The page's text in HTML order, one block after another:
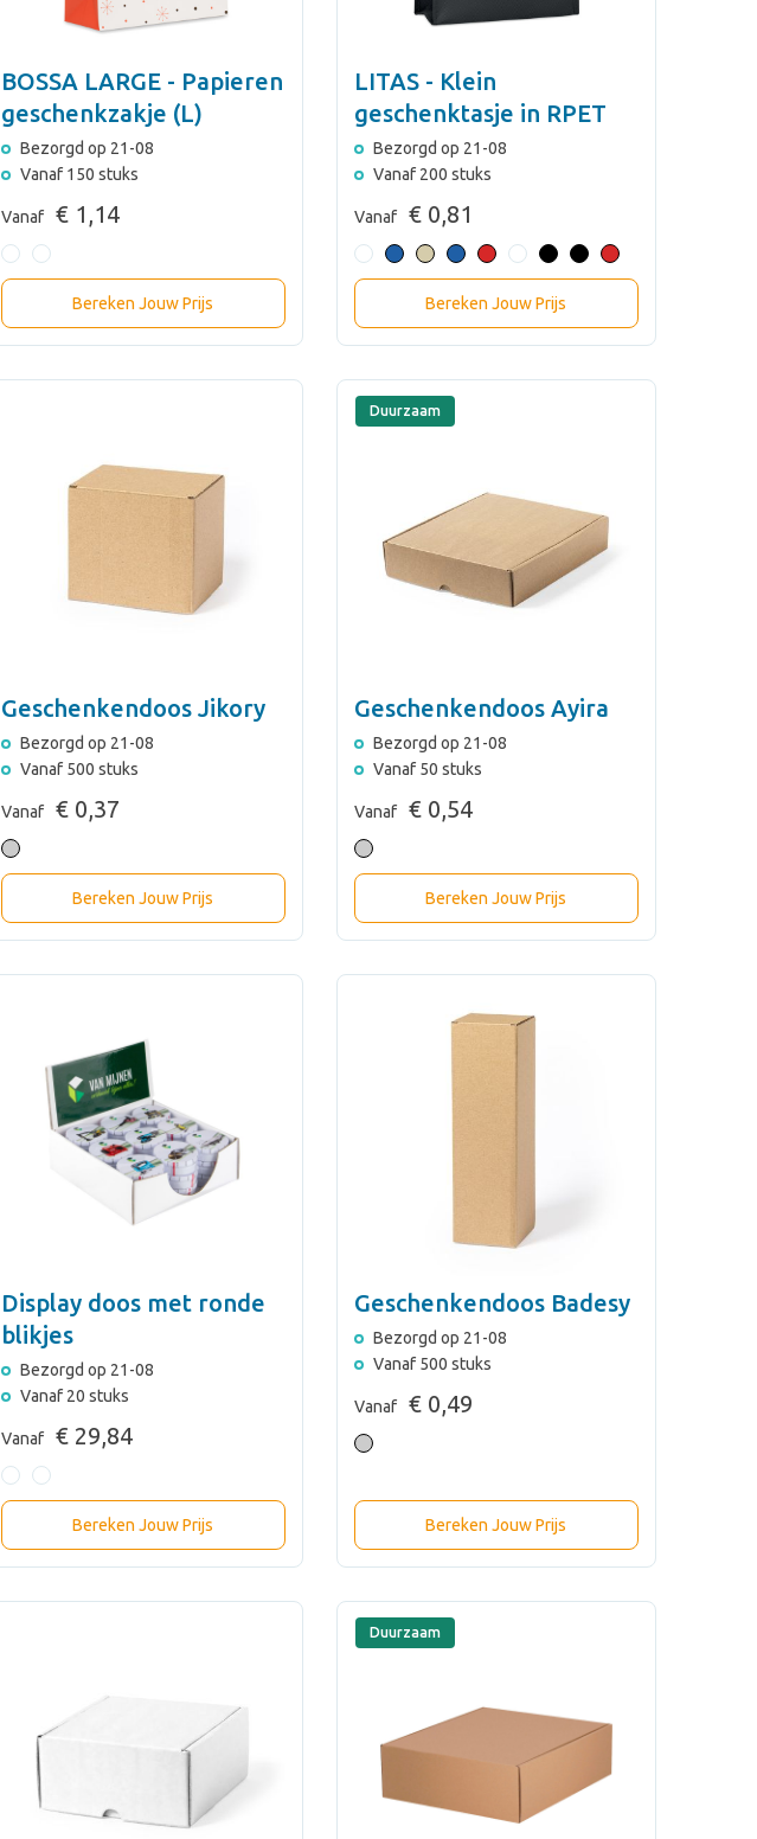
BOSSA LARGE - Papieren
geschenkzakje (L)
Bezorgd op 21-08
Vanaf 150 stuks
Vanaf € 1,14
Bereken Jouw Prijs
LITAS - Klein
geschenktasje in RPET
Bezorgd op 21-08
Vanaf 200 stuks
Vanaf € 0,81
Bereken Jouw Prijs
Geschenkendoos Jikory
Bezorgd op 21-08
Vanaf 500 stuks
Vanaf € 0,37
Bereken Jouw Prijs
Duurzaam
Geschenkendoos Ayira
Bezorgd op 21-08
Vanaf 50 stuks
Vanaf € 0,54
Bereken Jouw Prijs
Display doos met ronde
blikjes
Bezorgd op 21-08
Vanaf 20 stuks
Vanaf € 29,84
Bereken Jouw Prijs
Geschenkendoos Badesy
Bezorgd op 21-08
Vanaf 500 stuks
Vanaf € 0,49
Bereken Jouw Prijs
Duurzaam